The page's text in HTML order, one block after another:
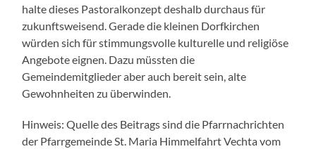
halte dieses Pastoralkonzept deshalb durchaus für
zukunftsweisend. Gerade die kleinen Dorfkirchen
würden sich für stimmungsvolle kulturelle und religiöse
Angebote eignen. Dazu müssten die
Gemeindemitglieder aber auch bereit sein, alte
Gewohnheiten zu überwinden.
Hinweis: Quelle des Beitrags sind die Pfarrnachrichten
der Pfarrgemeinde St. Maria Himmelfahrt Vechta vom